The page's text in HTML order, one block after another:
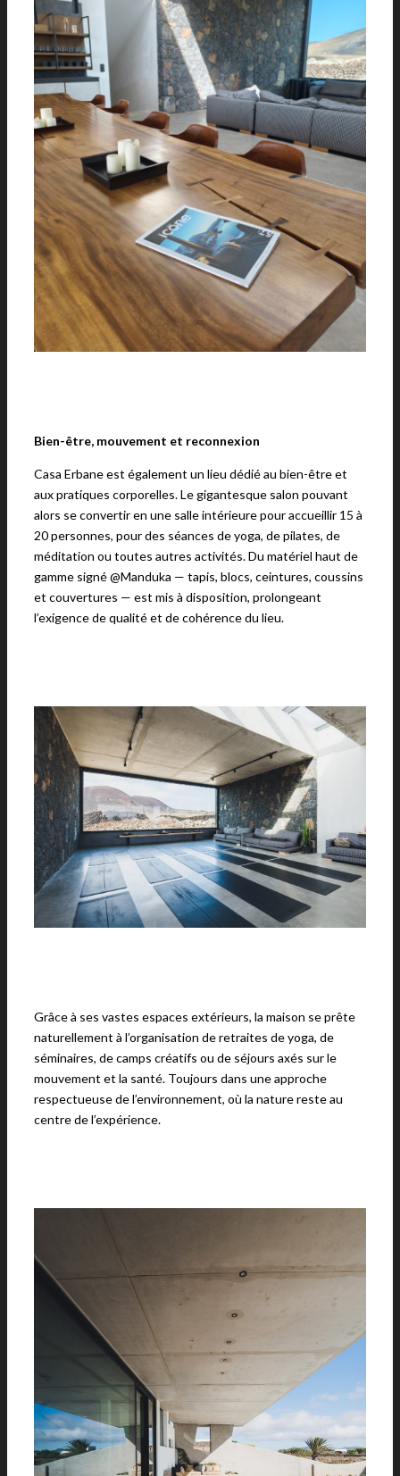
Bien-être, mouvement et reconnexion
Casa Erbane est également un lieu dédié au bien-être et
aux pratiques corporelles. Le gigantesque salon pouvant
alors se convertir en une salle intérieure pour accueillir 15 à
20 personnes, pour des séances de yoga, de pilates, de
méditation ou toutes autres activités. Du matériel haut de
gamme signé @Manduka — tapis, blocs, ceintures, coussins
et couvertures — est mis à disposition, prolongeant
l’exigence de qualité et de cohérence du lieu.
Grâce à ses vastes espaces extérieurs, la maison se prête
naturellement à l’organisation de retraites de yoga, de
séminaires, de camps créatifs ou de séjours axés sur le
mouvement et la santé. Toujours dans une approche
respectueuse de l’environnement, où la nature reste au
centre de l’expérience.